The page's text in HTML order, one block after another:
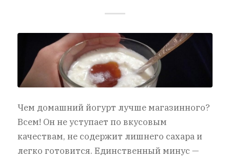
Чем домашний йогурт лучше магазинного?
Всем! Он не уступает по вкусовым
качествам, не содержит лишнего сахара и
легко готовится. Единственный минус —